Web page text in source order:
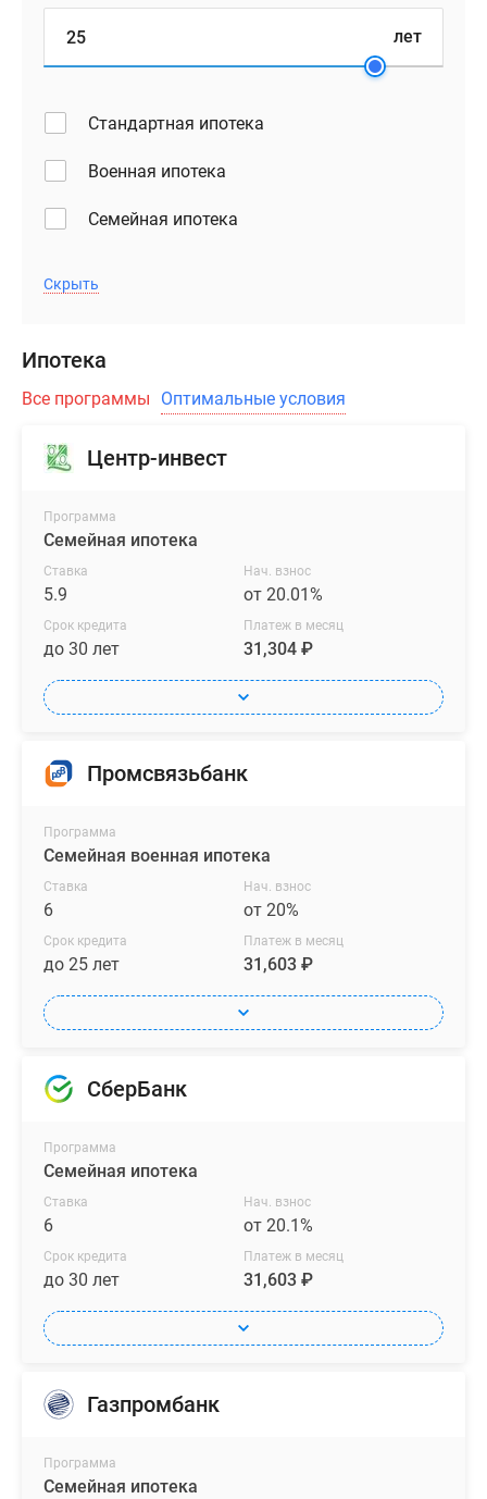
лет
Стандартная ипотека
Военная ипотека
Семейная ипотека
Скрыть
Ипотека
Все программы Оптимальные условия
Центр-инвест
Программа
Семейная ипотека
Ставка
5.9
Нач. взнос
от 20.01%
Срок кредита
до 30 лет
Платеж в месяц
31,304 ₽
Промсвязьбанк
Программа
Семейная военная ипотека
Ставка
6
Нач. взнос
от 20%
Срок кредита
до 25 лет
Платеж в месяц
31,603 ₽
СберБанк
Программа
Семейная ипотека
Ставка
6
Нач. взнос
от 20.1%
Срок кредита
до 30 лет
Платеж в месяц
31,603 ₽
Газпромбанк
Программа
Семейная ипотека